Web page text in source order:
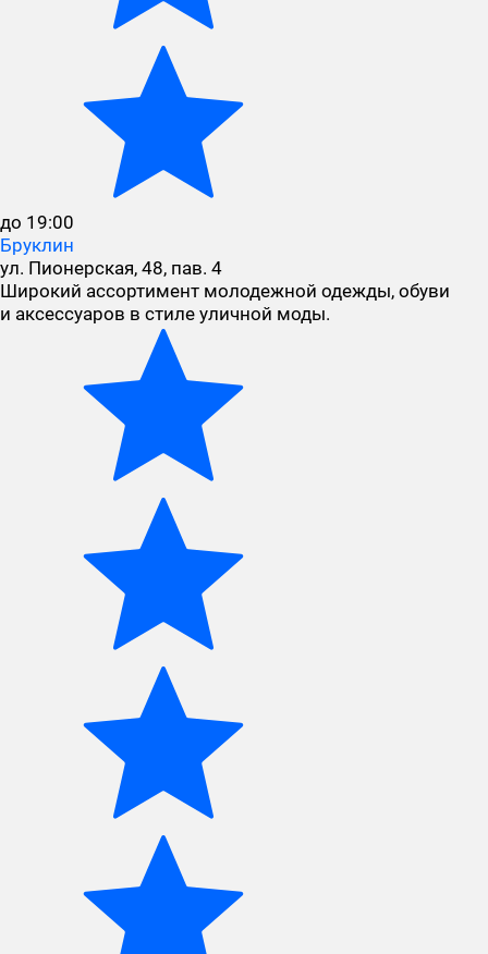
до 19:00
Бруклин
ул. Пионерская, 48, пав. 4
Широкий ассортимент молодежной одежды, обуви
и аксессуаров в стиле уличной моды.